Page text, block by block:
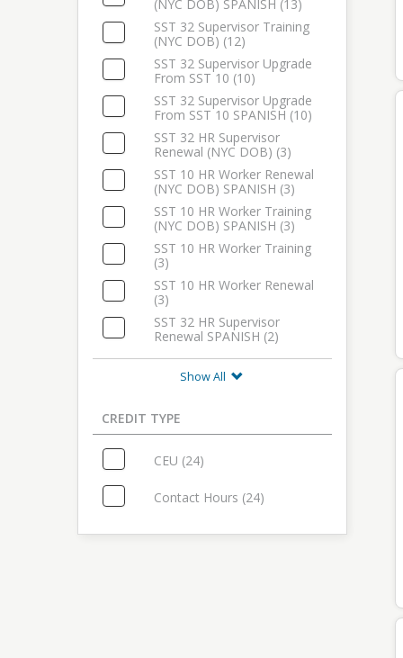
Select: SST 32 Supervisor Training (NYC DOB) SPANISH
(NYC DOB) SPANISH (13)
Select: SST 32 Supervisor Training (NYC DOB)
SST 32 Supervisor Training
(NYC DOB) (12)
Select: SST 32 Supervisor Upgrade From SST 10
SST 32 Supervisor Upgrade
From SST 10 (10)
Select: SST 32 Supervisor Upgrade From SST 10
SST 32 Supervisor Upgrade
From SST 10 SPANISH (10)
Select: SST 32 HR Supervisor Renewal (NYC DOB)
SST 32 HR Supervisor
Renewal (NYC DOB) (3)
Select: SST 10 HR Worker Renewal (NYC DOB) SPANISH
SST 10 HR Worker Renewal
(NYC DOB) SPANISH (3)
Select: SST 10 HR Worker Training (NYC DOB) SPANISH
SST 10 HR Worker Training
(NYC DOB) SPANISH (3)
Select: SST 10 HR Worker Training
SST 10 HR Worker Training
(3)
Select: SST 10 HR Worker Renewal
SST 10 HR Worker Renewal
(3)
SST 32 HR Supervisor
Renewal SPANISH (2)
Show All
CREDIT TYPE
Select: CEU
CEU (24)
Contact Hours (24)